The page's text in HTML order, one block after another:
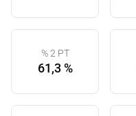
% 2 PT
61,3 %